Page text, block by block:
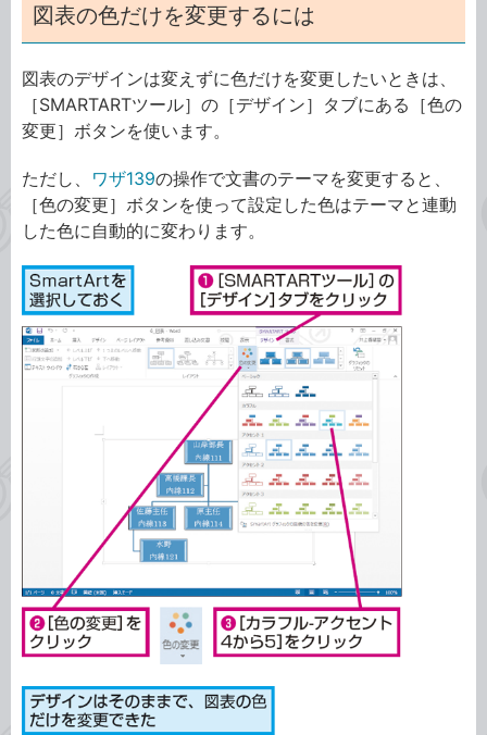
図表の色だけを変更するには
図表のデザインは変えずに色だけを変更したいときは、
［SMARTARTツール］の［デザイン］タブにある［色の
変更］ボタンを使います。
ただし、 ワザ139の操作で文書のテーマを変更すると、
［色の変更］ボタンを使って設定した色はテーマと連動
した色に自動的に変わります。